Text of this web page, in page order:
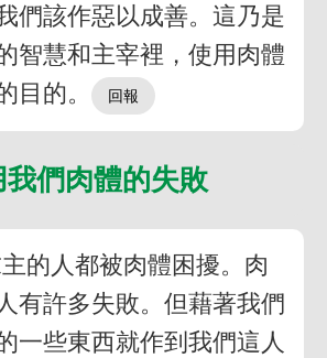
們該作惡以成善。這乃是
智慧和主宰裡，使用肉體
目的。
我們肉體的失敗
的人都被肉體困擾。肉
有許多失敗。但藉著我們
一些東西就作到我們這人